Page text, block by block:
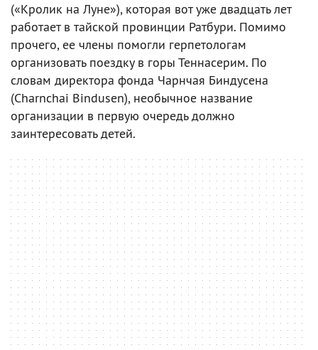
(«Кролик на Луне»), которая вот уже двадцать лет
работает в тайской провинции Ратбури. Помимо
прочего, ее члены помогли герпетологам
организовать поездку в горы Теннасерим. По
словам директора фонда Чарнчая Биндусена
(Charnchai Bindusen), необычное название
организации в первую очередь должно
заинтересовать детей.